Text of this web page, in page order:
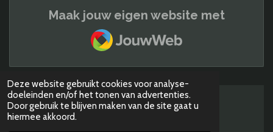
Deze website gebruikt cookies voor analyse-
doeleinden en/of het tonen van advertenties.
Door gebruik te blijven maken van de site gaat u
hiermee akkoord.
Maak jouw eigen website met
JouwWeb
© 2019 Et overschotje
Powered byJouwWeb